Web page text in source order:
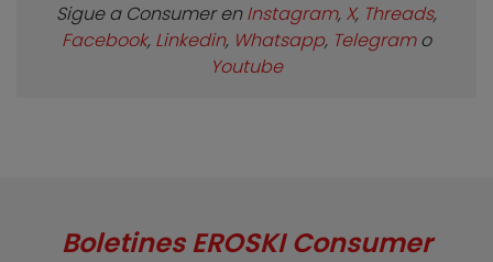
Sigue a Consumer enInstagram, X, Threads,
Facebook, Linkedin, Whatsapp, Telegramo
Youtube
Boletines EROSKI Consumer